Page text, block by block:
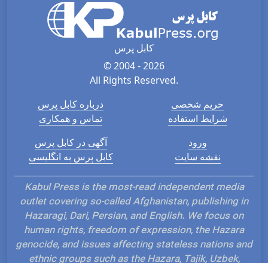
کابل پرس
© 2004 - 2026
All Rights Reserved.
درباره کابل پرس
تماس و همکاری
حریم شخصی
شرایط استفاده
آگهی در کابل پرس
کابل پرس به انگلیسی
ورود
نقشه سایت
Kabul Press is the most-read independent media
outlet covering so-called Afghanistan, publishing in
Hazaragi, Dari, Persian, and English. We focus on
human rights, freedom of expression, the Hazara
genocide, and issues affecting stateless nations and
ethnic groups such as the Hazara, Tajik, Uzbek,